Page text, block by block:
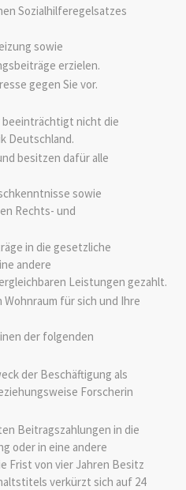
Sozialhilferegelsatzes
sowie
erzielen.
gegen Sie vor.
nicht die
Deutschland.
besitzen dafür alle
sowie
Rechts- und
in die gesetzliche
andere
Leistungen gezahlt.
für sich und Ihre
der folgenden
der Beschäftigung als
Forscherin
Beitragszahlungen in die
oder in eine andere
Frist von vier Jahren Besitz
verkürzt sich auf 24